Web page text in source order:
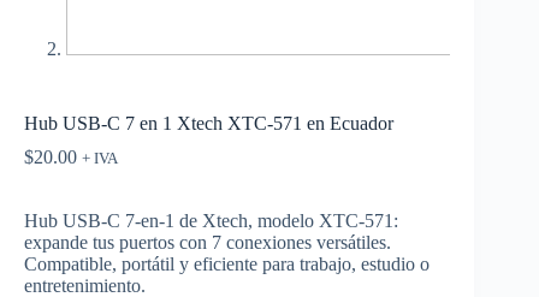
Hub USB-C 7 en 1 Xtech XTC-571 en Ecuador
$20.00 + IVA
Hub USB-C 7-en-1 de Xtech, modelo XTC-571:
expande tus puertos con 7 conexiones versátiles.
Compatible, portátil y eficiente para trabajo, estudio o
entretenimiento.